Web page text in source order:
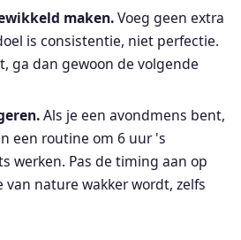
maken.Voeg geen extra
is consistentie, niet perfectie.
ga dan gewoon de volgende
Als je een avondmens bent,
een routine om 6 uur 's
werken. Pas de timing aan op
nature wakker wordt, zelfs